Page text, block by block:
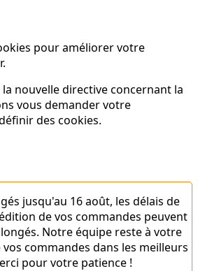
pour améliorer votre
nouvelle directive concernant la
vous demander votre
des cookies.
jusqu'au 16 août, les délais de
de vos commandes peuvent
Notre équipe reste à votre
commandes dans les meilleurs
pour votre patience !